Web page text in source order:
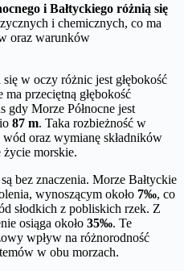
i Bałtyckiego różnią się
i chemicznych, co ma
oraz warunków
w oczy różnic jest głębokość
przeciętną głębokość
gdy Morze Północne jest
87 m. Taka rozbieżność w
oraz wymianę składników
życie morskie.
bez znaczenia. Morze Bałtyckie
wynoszącym około 7‰, co
słodkich z pobliskich rzek. Z
osiąga około 35‰. Te
wpływ na różnorodność
w obu morzach.